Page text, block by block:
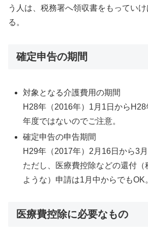
う人は、税務署へ領収書をもってい
る。
確定申告の期間
対象となる介護費用の期間
H28年（2016年）1月1日からH28
年度ではないのでご注意。
確定申告の申告期間
H29年（2017年）2月16日から3月
ただし、医療費控除などの還付（
ような）申請は1月中からでもOK
医療費控除に必要なもの